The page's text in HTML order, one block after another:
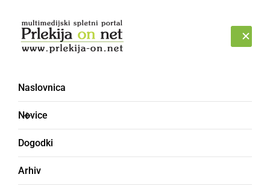
Naslovnica
Novice
Dogodki
Arhiv
manjkalo